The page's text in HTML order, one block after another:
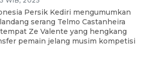
Persik Kediri mengumumkan
serang Telmo Castanheira
Ze Valente yang hengkang
pemain jelang musim kompetisi